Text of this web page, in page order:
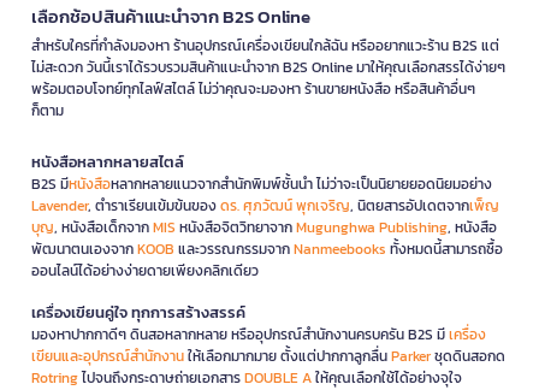
เลือกช้อปสินค้าแนะนำจาก B2S Online
สำหรับใครที่กำลังมองหา ร้านอุปกรณ์เครื่องเขียนใกล้ฉัน หรืออยากแวะร้าน B2S แต่
ไม่สะดวก วันนี้เราได้รวบรวมสินค้าแนะนำจาก B2S Online มาให้คุณเลือกสรรได้ง่ายๆ
พร้อมตอบโจทย์ทุกไลฟ์สไตล์ ไม่ว่าคุณจะมองหา ร้านขายหนังสือ หรือสินค้าอื่นๆ
ก็ตาม
หนังสือหลากหลายสไตล์
B2S มีหนังสือหลากหลายแนวจากสำนักพิมพ์ชั้นนำ ไม่ว่าจะเป็นนิยายยอดนิยมอย่าง
Lavender, ตำราเรียนเข้มข้นของดร. ศุภวัฒน์ พุกเจริญ, นิตยสารอัปเดตจากเพ็ญ
บุญ, หนังสือเด็กจากMIS หนังสือจิตวิทยาจากMugunghwa Publishing, หนังสือ
พัฒนาตนเองจากKOOB และวรรณกรรมจากNanmeebooks ทั้งหมดนี้สามารถซื้อ
ออนไลน์ได้อย่างง่ายดายเพียงคลิกเดียว
เครื่องเขียนคู่ใจ ทุกการสร้างสรรค์
มองหาปากกาดีๆ ดินสอหลากหลาย หรืออุปกรณ์สำนักงานครบครัน B2S มีเครื่อง
เขียนและอุปกรณ์สำนักงานให้เลือกมากมาย ตั้งแต่ปากกาลูกลื่นParkerชุดดินสอกด
Rotringไปจนถึงกระดาษถ่ายเอกสารDOUBLE Aให้คุณเลือกใช้ได้อย่างจุใจ